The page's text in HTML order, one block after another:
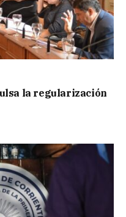
la regularización